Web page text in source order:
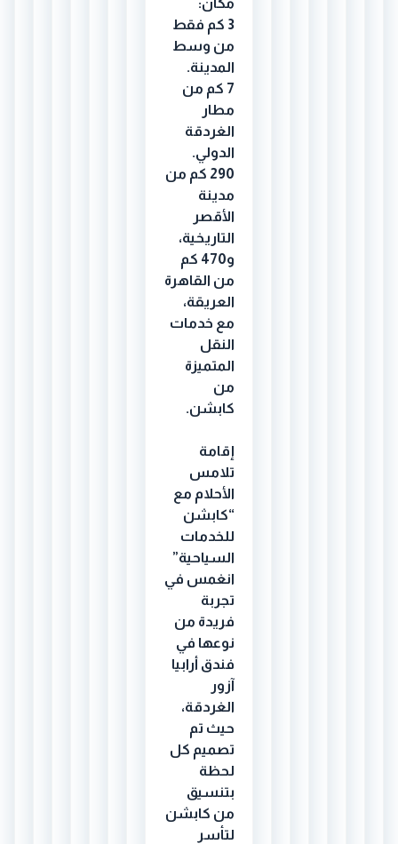
مكان:
3 كم فقط
من وسط
المدينة.
7 كم من
مطار
الغردقة
الدولي.
290 كم من
مدينة
الأقصر
التاريخية،
و470 كم
من القاهرة
العريقة،
مع خدمات
النقل
المتميزة
من
كابشن.
إقامة
تلامس
الأحلام مع
“كابشن
للخدمات
السياحية”
انغمس في
تجربة
فريدة من
نوعها في
فندق أرابيا
آزور
الغردقة،
حيث تم
تصميم كل
لحظة
بتنسيق
من كابشن
لتأسر